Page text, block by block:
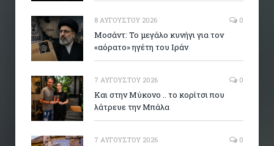
8 ΑΥΓΟΎΣΤΟΥ 2026 0
Μοσάντ: Το μεγάλο κυνήγι για τον
«αόρατο» ηγέτη του Ιράν
7 ΑΥΓΟΎΣΤΟΥ 2026 0
Και στην Μύκονο .. το κορίτσι που
λάτρευε την Μπάλα
7 ΑΥΓΟΎΣΤΟΥ 2026 0